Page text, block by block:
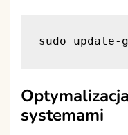
sudo update-
systemami